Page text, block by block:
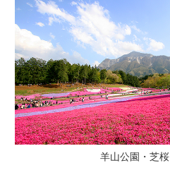
羊山公園・芝桜